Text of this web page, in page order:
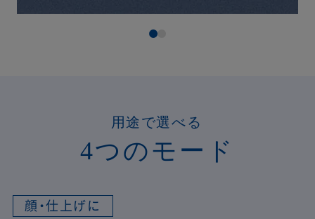
用途で選べる
4つのモード
顔・仕上げに